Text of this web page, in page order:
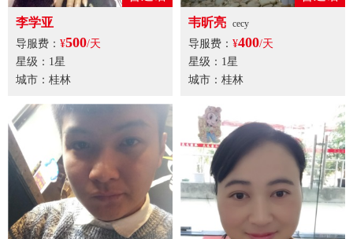
李学亚
导服费： ¥500/天
星级：1星
城市：桂林
韦昕亮 cecy
导服费： ¥400/天
星级：1星
城市：桂林